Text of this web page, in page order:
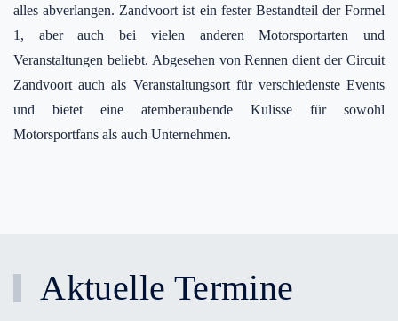
alles abverlangen. Zandvoort ist ein fester Bestandteil der Formel
1, aber auch bei vielen anderen Motorsportarten und
Veranstaltungen beliebt. Abgesehen von Rennen dient der Circuit
Zandvoort auch als Veranstaltungsort für verschiedenste Events
und bietet eine atemberaubende Kulisse für sowohl
Motorsportfans als auch Unternehmen.
Aktuelle Termine